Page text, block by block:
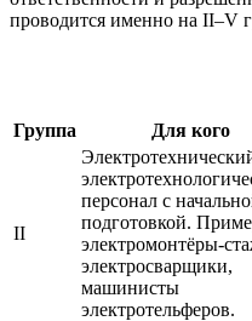
проводится именно на II–V
Группа Для кого
II
персонал с
подготовкой.
электросварщики,
машинисты
электротельферов.